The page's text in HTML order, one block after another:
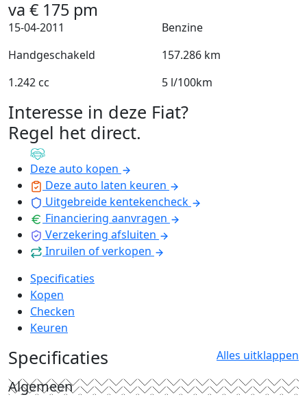
va € 175 pm
15-04-2011
Benzine
Handgeschakeld
157.286 km
1.242 cc
5 l/100km
Interesse in deze Fiat?
Regel het direct.
Deze auto kopen
Deze auto laten keuren
Uitgebreide kentekencheck
Financiering aanvragen
Verzekering afsluiten
Inruilen of verkopen
Specificaties
Kopen
Checken
Keuren
Specificaties Alles uitklappen
Algemeen